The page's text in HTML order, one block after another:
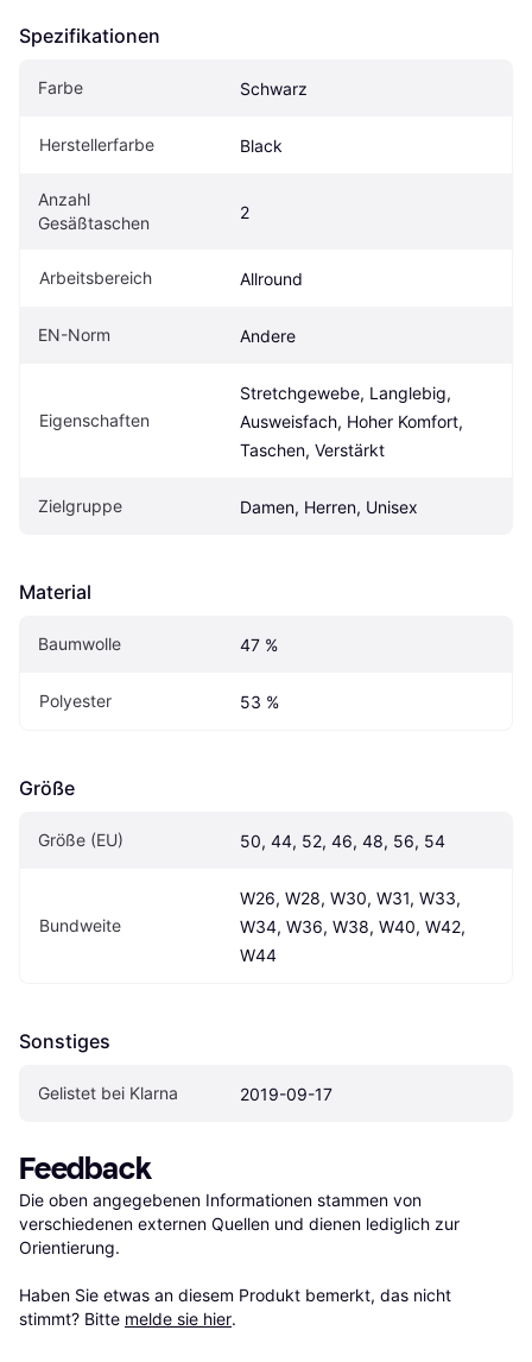
Spezifikationen
Farbe Schwarz
Herstellerfarbe Black
Anzahl
Gesäßtaschen
2
Arbeitsbereich Allround
EN-Norm Andere
Eigenschaften
Stretchgewebe, Langlebig,
Ausweisfach, Hoher Komfort,
Taschen, Verstärkt
Zielgruppe Damen, Herren, Unisex
Material
Baumwolle 47 %
Polyester 53 %
Größe
Größe (EU) 50, 44, 52, 46, 48, 56, 54
Bundweite
W26, W28, W30, W31, W33,
W34, W36, W38, W40, W42,
W44
Sonstiges
Gelistet bei Klarna 2019-09-17
Feedback
Die oben angegebenen Informationen stammen von
verschiedenen externen Quellen und dienen lediglich zur
Orientierung.
Haben Sie etwas an diesem Produkt bemerkt, das nicht
stimmt? Bitte melde sie hier.